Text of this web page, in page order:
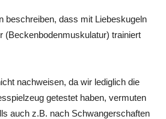
beschreiben, dass mit Liebeskugeln
(Beckenbodenmuskulatur) trainiert
nachweisen, da wir lediglich die
getestet haben, vermuten
auch z.B. nach Schwangerschaften